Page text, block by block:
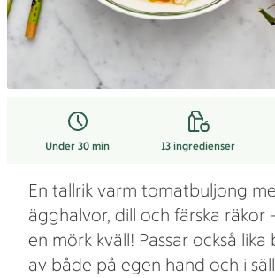
Under 30 min 13 ingredienser
En tallrik varm tomatbuljong
ägghalvor, dill och färska räkor
en mörk kväll! Passar också
av både på egen hand och i